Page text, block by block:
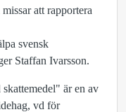
att rapportera
svensk
Staffan Ivarsson.
är en av
vd för